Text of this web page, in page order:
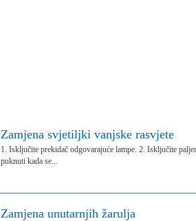
Zamjena svjetiljki vanjske rasvjete
1. Isključite prekidač odgovarajuće lampe. 2. Isključite
puknuti kada se...
Zamjena unutarnjih žarulja